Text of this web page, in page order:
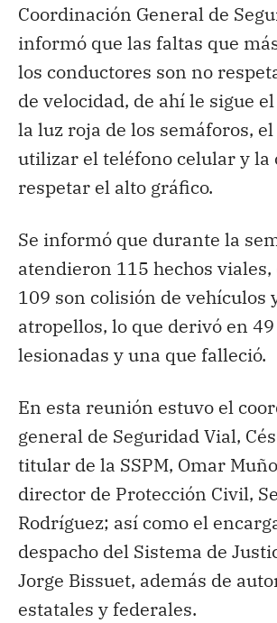
Coordinación General de
informó que las faltas que
los conductores son no
de velocidad, de ahí le sigue
la luz roja de los semáforos,
utilizar el teléfono celular y la
respetar el alto gráfico.
Se informó que durante la
atendieron 115 hechos viales,
109 son colisión de vehículos
atropellos, lo que derivó en
lesionadas y una que falleció.
En esta reunión estuvo el
general de Seguridad Vial,
titular de la SSPM, Omar
director de Protección Civil,
Rodríguez; así como el
despacho del Sistema de
Jorge Bissuet, además de
estatales y federales.